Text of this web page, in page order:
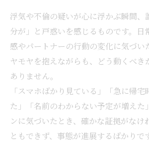
浮気や不倫の疑いが心に浮かぶ瞬間、
分が」と戸惑いを感じるものです。日
感やパートナーの行動の変化に気づい
ヤモヤを抱えながらも、どう動くべき
ありません。
「スマホばかり見ている」「急に帰宅
た」「名前のわからない予定が増えた
ンに気づいたとき、確かな証拠がなけ
ともできず、事態が進展するばかりです